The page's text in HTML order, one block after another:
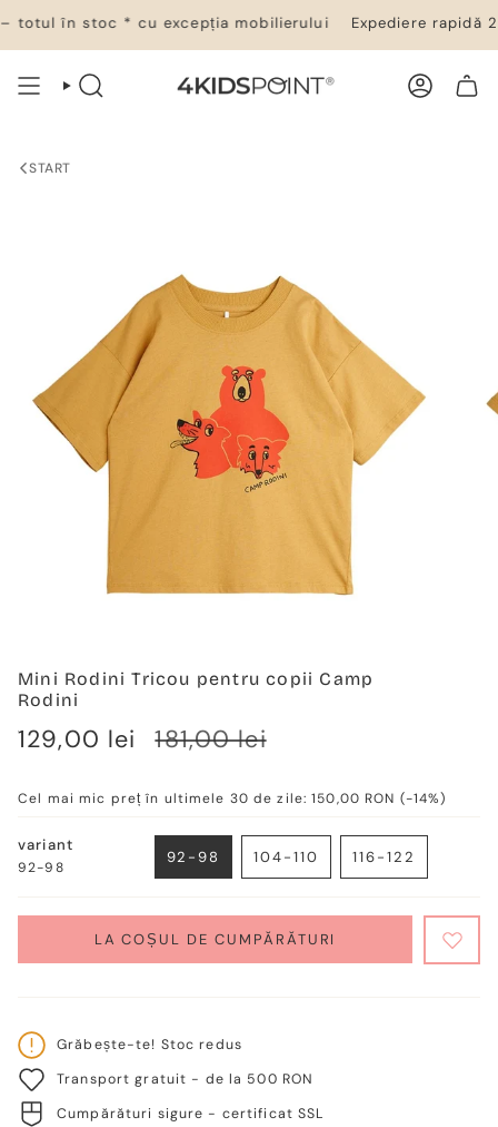
conținut
totul în stoc * cu excepția mobilierului Expediere rapidă
CĂUTARE CONT
START
Mini Rodini Tricou pentru copii Camp
Rodini
Verkaufspreis
129,00 lei
Regulärer
181,00 lei
Cel mai mic preț în ultimele 30 de zile:150,00 RON (-14%)
variant
92-98
92-98
VARIANTE
ODER
NICHT
VERFÜGBAR
104-110
VARIANTE
ODER
NICHT
VERFÜGBAR
116-122
VARIANTE
ODER
VERFÜGBAR
LA COȘUL DE CUMPĂRĂTURI
Grăbește-te! Stoc redus
Transport gratuit - de la 500 RON
Cumpărături sigure - certificat SSL